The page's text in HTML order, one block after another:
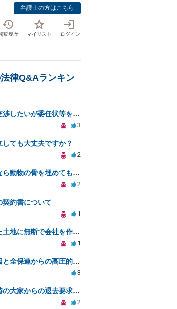
弁護士の方はこちら
覧履歴 マイリスト ログイン
律Q&Aランキン
親に変わって交渉したいが委任状等を作って大丈夫ですか？
3
ても大丈夫ですか？
2
借りてる土地なら動物の骨を埋めても大丈夫ですか？
2
約書について
1
住宅用で貸した土地に無断で会社を作られた。
1
家賃滞納の原因と全保連からの高圧的対応への対策は？
3
賃貸契約更新時の大家からの退去要求への法的対応方法は？
2